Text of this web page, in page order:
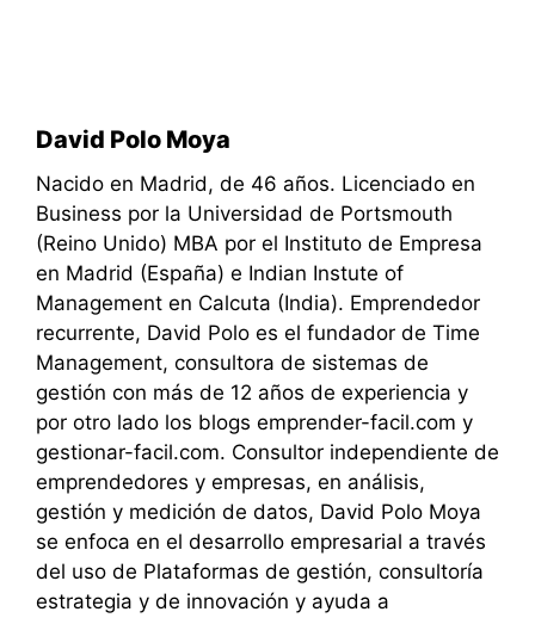
David Polo Moya
Nacido en Madrid, de 46 años. Licenciado en
Business por la Universidad de Portsmouth
(Reino Unido) MBA por el Instituto de Empresa
en Madrid (España) e Indian Instute of
Management en Calcuta (India). Emprendedor
recurrente, David Polo es el fundador de Time
Management, consultora de sistemas de
gestión con más de 12 años de experiencia y
por otro lado los blogs emprender-facil.com y
gestionar-facil.com. Consultor independiente de
emprendedores y empresas, en análisis,
gestión y medición de datos, David Polo Moya
se enfoca en el desarrollo empresarial a través
del uso de Plataformas de gestión, consultoría
estrategia y de innovación y ayuda a